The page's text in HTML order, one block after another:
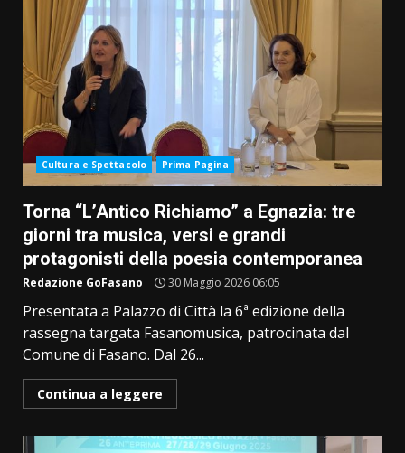
Cultura e Spettacolo Prima Pagina
Torna “L’Antico Richiamo” a Egnazia: tre
giorni tra musica, versi e grandi
protagonisti della poesia contemporanea
Redazione GoFasano 30 Maggio 2026 06:05
Presentata a Palazzo di Città la 6ª edizione della
rassegna targata Fasanomusica, patrocinata dal
Comune di Fasano. Dal 26...
Continua a leggere